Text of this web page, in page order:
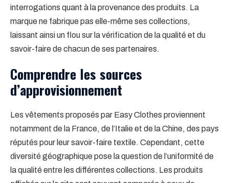
interrogations quant à la provenance des produits. La
marque ne fabrique pas elle-même ses collections,
laissant ainsi un flou sur la vérification de la qualité et du
savoir-faire de chacun de ses partenaires.
Comprendre les sources
d’approvisionnement
Les vêtements proposés par Easy Clothes proviennent
notamment de la France, de l’Italie et de la Chine, des pays
réputés pour leur savoir-faire textile. Cependant, cette
diversité géographique pose la question de l’uniformité de
la qualité entre les différentes collections. Les produits